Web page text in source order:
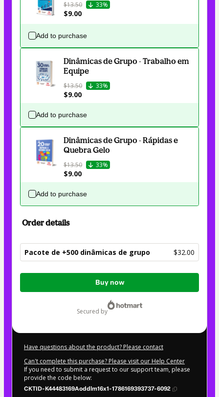
$13.50 33%
$9.00
Add to purchase
Dinâmicas de Grupo - Trabalho em
Equipe
$13.50 33%
$9.00
Add to purchase
Dinâmicas de Grupo - Rápidas e
Quebra Gelo
$13.50 33%
$9.00
Add to purchase
Order details
Pacote de +500 dinâmicas de grupo $32.00
Total
Buy now
secured by
Have questions about the product? Please contact
Can't complete this purchase? Please visit our Help Center
If you need to submit a request to our support team, please
provide the code below:
CKTID-K44483169Aoddlm16x1-1786169393737-6092